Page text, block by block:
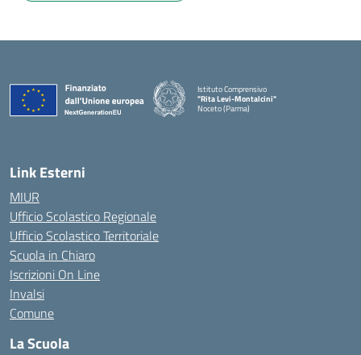
Istituto Comprensivo
"Rita Levi-Montalcini"
Noceto (Parma)
Link Esterni
MIUR
Ufficio Scolastico Regionale
Ufficio Scolastico Territoriale
Scuola in Chiaro
Iscrizioni On Line
Invalsi
Comune
La Scuola